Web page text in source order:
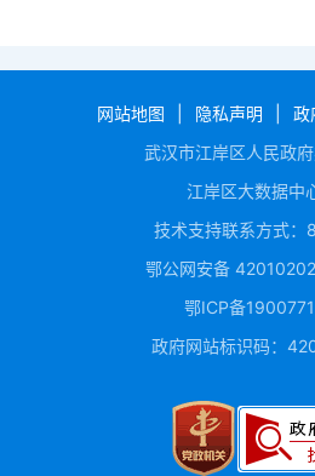
网站地图 隐私声明
政
武汉市江岸区人民政
江岸区大数据中
技术支持联系方式
鄂公网安备
鄂ICP备
政府网站标识码：